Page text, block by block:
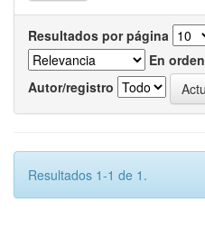
Resultados por página
En orden
Autor/registro
Resultados 1-1 de 1.